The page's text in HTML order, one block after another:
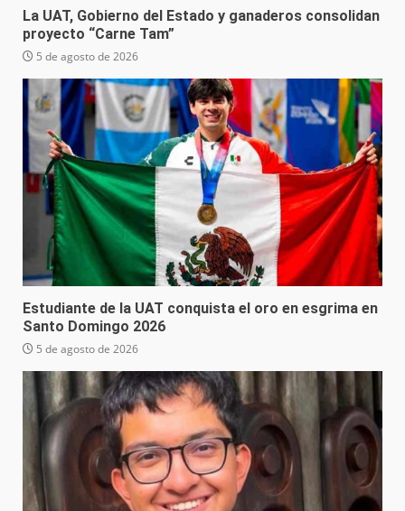
La UAT, Gobierno del Estado y ganaderos consolidan
proyecto “Carne Tam”
5 de agosto de 2026
Estudiante de la UAT conquista el oro en esgrima en
Santo Domingo 2026
5 de agosto de 2026